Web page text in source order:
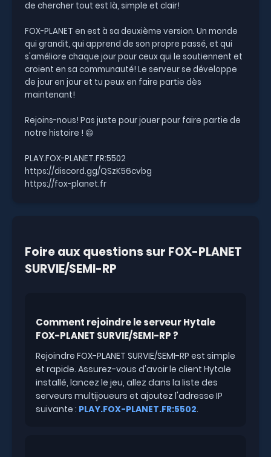
de chercher tout est là, simple et clair!
FOX-PLANET en est à sa deuxième version. Un monde
qui grandit, qui apprend de son propre passé, et qui
s'améliore chaque jour pour ceux qui le soutiennent et
croient en sa communauté! Le serveur se développe
de jour en jour et tu peux en faire partie dès
maintenant!
Rejoins-nous! Pas juste pour jouer pour faire partie de
notre histoire ! 😄
PLAY.FOX-PLANET.FR:5502
https://discord.gg/QSzK56cvbg
https://fox-planet.fr
Foire aux questions sur FOX-PLANET
SURVIE/SEMI-RP
Comment rejoindre le serveur Hytale
FOX-PLANET SURVIE/SEMI-RP ?
Rejoindre FOX-PLANET SURVIE/SEMI-RP est simple
et rapide. Assurez-vous d'avoir le client Hytale
installé, lancez le jeu, allez dans la liste des
serveurs multijoueurs et ajoutez l'adresse IP
suivante : PLAY.FOX-PLANET.FR:5502.